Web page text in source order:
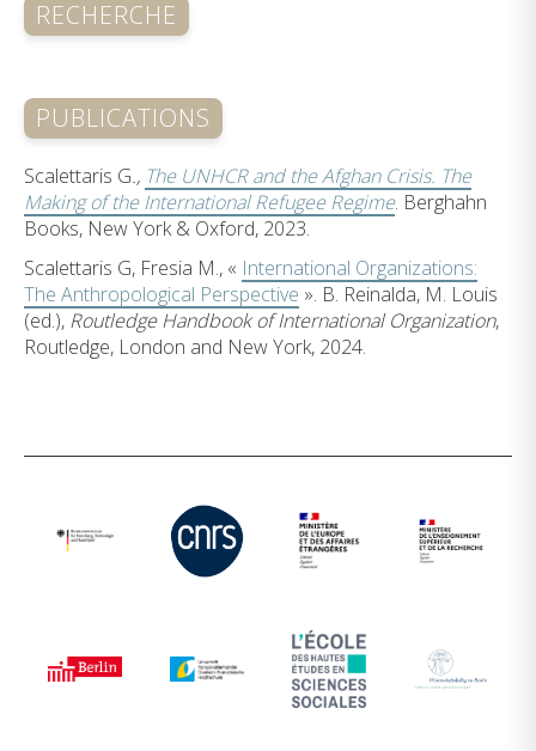
RECHERCHE
PUBLICATIONS
Scalettaris G., The UNHCR and the Afghan Crisis. The
Making of the International Refugee Regime. Berghahn
Books, New York & Oxford, 2023.
Scalettaris G, Fresia M., « International Organizations:
The Anthropological Perspective ». B. Reinalda, M. Louis
(ed.), Routledge Handbook of International Organization,
Routledge, London and New York, 2024.